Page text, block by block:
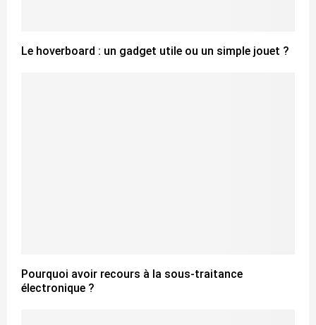
Le hoverboard : un gadget utile ou un simple jouet ?
Pourquoi avoir recours à la sous-traitance
électronique ?